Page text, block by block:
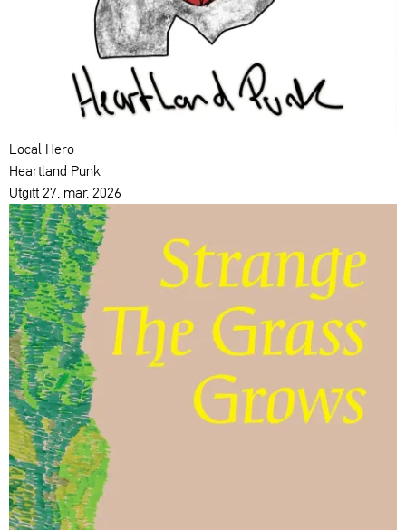
Local Hero
Heartland Punk
Utgitt 27. mar. 2026